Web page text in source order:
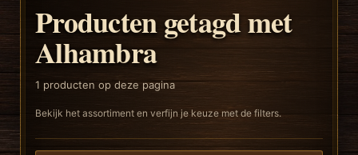
Producten getagd met
Alhambra
1 producten op deze pagina
Bekijk het assortiment en verfijn je keuze met de filters.